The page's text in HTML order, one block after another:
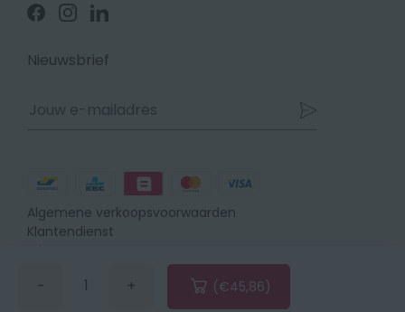
-Verminder +Vermeerder(€45,86)
Volg
ons
Facebook
Volg
ons
Instagram
Volg
ons
Linkedin
Nieuwsbrief
Betaalmethodes
Algemene verkoopsvoorwaarden
Klantendienst
Privacy
Cookiebeleid